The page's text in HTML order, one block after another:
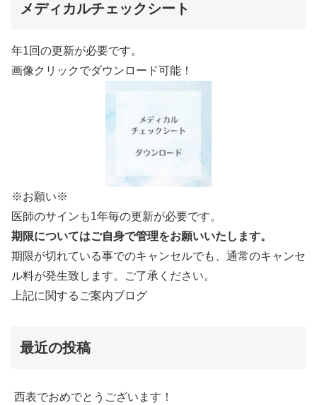
メディカルチェックシート
年1回の更新が必要です。
画像クリックでダウンロード可能！
※お願い※
医師のサインも1年毎の更新が必要です。
期限についてはご自身で管理をお願いいたします。
期限が切れている事でのキャンセルでも、通常のキャンセ
ル料が発生致します。ご了承ください。
上記に関するご案内ブログ
最近の投稿
西表でおめでとうございます！